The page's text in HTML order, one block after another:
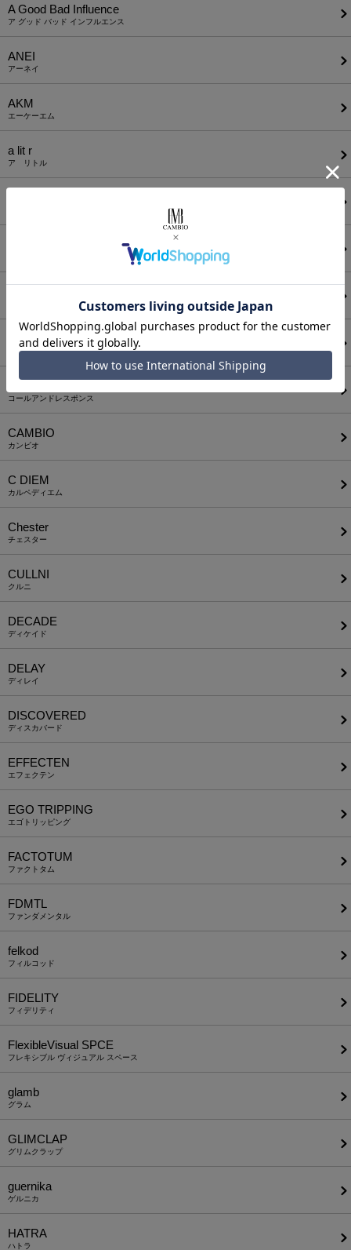
A Good Bad Influence
ア グッド バッド インフルエンス
ANEI
アーネイ
AKM
エーケーエム
a lit r
ア リトル
BODYSONG.
ボディソング
コールアンドレスポンス
CAMBIO
カンビオ
C DIEM
カルペディエム
Chester
チェスター
CULLNI
クルニ
DECADE
ディケイド
DELAY
ディレイ
DISCOVERED
ディスカバード
EFFECTEN
エフェクテン
EGO TRIPPING
エゴトリッピング
FACTOTUM
ファクトタム
FDMTL
ファンダメンタル
felkod
フィルコッド
FIDELITY
フィデリティ
FlexibleVisual SPCE
フレキシブル ヴィジュアル スペース
glamb
グラム
GLIMCLAP
グリムクラップ
guernika
ゲルニカ
HATRA
ハトラ